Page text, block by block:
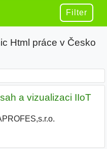
Filter
Html práce v Česko
a vizualizaci IIoT